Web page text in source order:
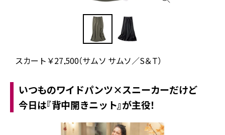
スカート￥27,500（サムソ サムソ／S＆T）
いつものワイドパンツ×スニーカーだけど
今日は『背中開きニット』が主役！